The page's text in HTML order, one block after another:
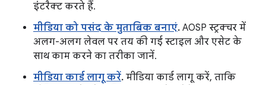
इंटरैक्ट करते हैं.
मीडिया को पसंद के मुताबिक बनाएं. AOSP स्ट्रक्चर में
अलग-अलग लेवल पर तय की गई स्टाइल और एसेट के
साथ काम करने का तरीका जानें.
मीडिया कार्ड लागू करें. मीडिया कार्ड लागू करें, ताकि